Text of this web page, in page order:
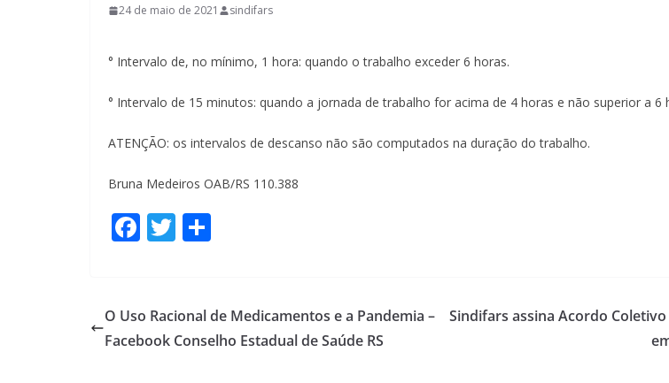
24 de maio de 2021 sindifars
° Intervalo de, no mínimo, 1 hora: quando o trabalho exceder 6 horas.
° Intervalo de 15 minutos: quando a jornada de trabalho for acima de 4 horas e não superior a 6
ATENÇÃO: os intervalos de descanso não são computados na duração do trabalho.
Bruna Medeiros OAB/RS 110.388
F
b
o
T
er e
O Uso Racional de Medicamentos e a Pandemia –
Facebook Conselho Estadual de Saúde RS
Sindifars assina Acordo